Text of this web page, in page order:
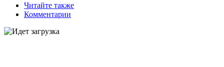
Читайте также
Комментарии